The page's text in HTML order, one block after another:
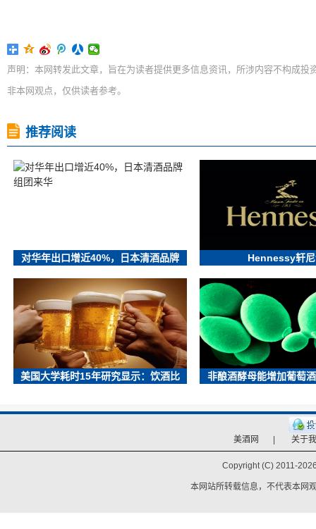
声明：本网转发此文章，旨在为读者提供更多信息资讯，所涉内容不构成
非本网观点，仅供读者参考。
推荐阅读
对华年出口增近40%，日本清酒品牌 Hennessy轩
美国大学耗时15年研究显示：饮酒比 非酿酒酵母能增加葡萄
美酒网 关于
Copyright (C) 2011-
本网站所转载信息，不代表本网